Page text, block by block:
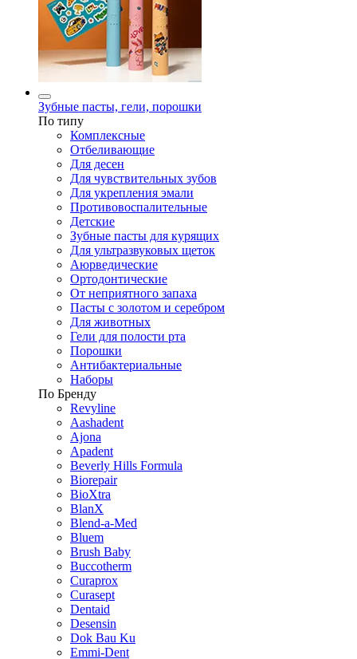
Зубные пасты, гели, порошки
По типу
Комплексные
Отбеливающие
Для десен
Для чувствительных зубов
Для укрепления эмали
Противовоспалительные
Детские
Зубные пасты для курящих
Для ультразвуковых щеток
Аюрведические
Ортодонтические
От неприятного запаха
Пасты с золотом и серебром
Для животных
Гели для полости рта
Порошки
Антибактериальные
Наборы
По Бренду
Revyline
Aashadent
Ajona
Apadent
Beverly Hills Formula
Biorepair
BioXtra
BlanX
Blend-a-Med
Bluem
Brush Baby
Buccotherm
Curaprox
Curasept
Dentaid
Desensin
Dok Bau Ku
Emmi-Dent